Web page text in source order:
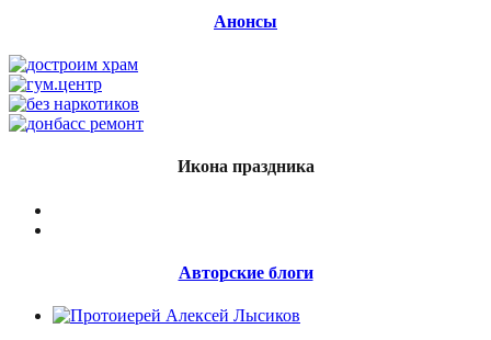
Анонсы
Икона праздника
Авторские блоги